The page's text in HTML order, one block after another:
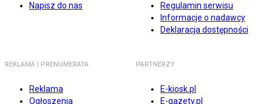
Napisz do nas
Regulamin serwisu
Informacje o nadawcy
Deklaracja dostępności
REKLAMA I PRENUMERATA
Reklama
Ogłoszenia
PARTNERZY
E-kiosk.pl
E-gazety.pl